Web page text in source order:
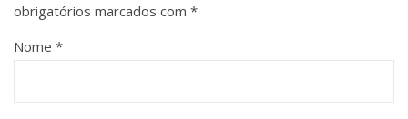
obrigatórios marcados com *
Nome *